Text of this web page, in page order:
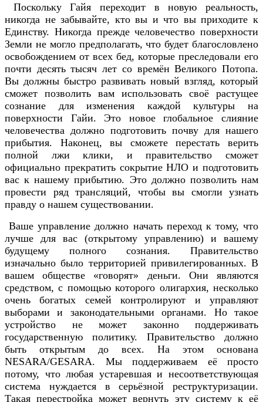
Поскольку Гайя переходит в новую реальность,
никогда не забывайте, кто вы и что вы приходите к
Единству. Никогда прежде человечество поверхности
Земли не могло предполагать, что будет благословлено
освобождением от всех бед, которые преследовали его
почти десять тысяч лет со времён Великого Потопа.
Вы должны быстро развивать новый взгляд, который
сможет позволить вам использовать своё растущее
сознание для изменения каждой культуры на
поверхности Гайи. Это новое глобальное слияние
человечества должно подготовить почву для нашего
прибытия. Наконец, вы сможете перестать верить
полной лжи клики, и правительство сможет
официально прекратить сокрытие НЛО и подготовить
вас к нашему прибытию. Это должно позволить нам
провести ряд трансляций, чтобы вы смогли узнать
правду о нашем существовании.
Ваше управление должно начать переход к тому, что
лучше для вас (открытому управлению) и вашему
будущему полного сознания. Правительство
изначально было территорией привилегированных. В
вашем обществе «говорят» деньги. Они являются
средством, с помощью которого олигархия, несколько
очень богатых семей контролируют и управляют
выборами и законодательными органами. Но такое
устройство не может законно поддерживать
государственную политику. Правительство должно
быть открытым до всех. На этом основана
NESARA/GESARA. Мы поддерживаем её просто
потому, что любая устаревшая и несоответствующая
система нуждается в серьёзной реструктуризации.
Такая перестройка может вернуть эту систему к её